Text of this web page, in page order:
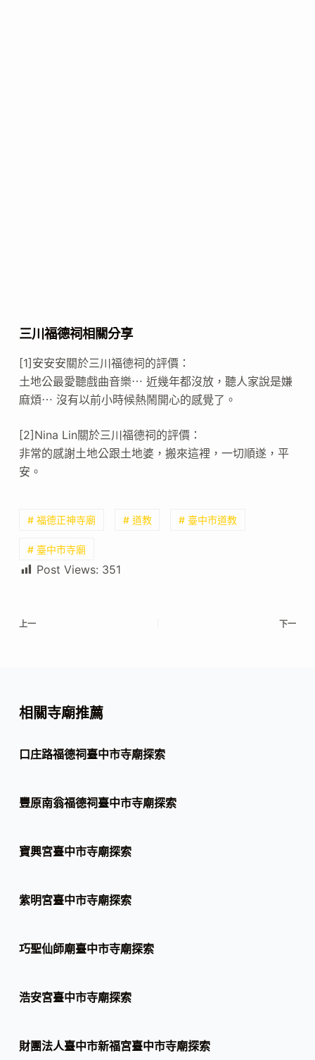
三川福德祠相關分享
[1]安安安關於三川福德祠的評價：
土地公最愛聽戲曲音樂⋯ 近幾年都沒放，聽人家說是嫌
麻煩⋯ 沒有以前小時候熱鬧開心的感覺了。
[2]Nina Lin關於三川福德祠的評價：
非常的感謝土地公跟土地婆，搬來這裡，一切順遂，平
安。
# 福德正神寺廟 # 道教 # 臺中市道教
# 臺中市寺廟
Post Views: 351
上一 下一
相關寺廟推薦
口庄路福德祠臺中市寺廟探索
豐原南翁福德祠臺中市寺廟探索
寶興宮臺中市寺廟探索
紫明宮臺中市寺廟探索
巧聖仙師廟臺中市寺廟探索
浩安宮臺中市寺廟探索
財團法人臺中市新福宮臺中市寺廟探索